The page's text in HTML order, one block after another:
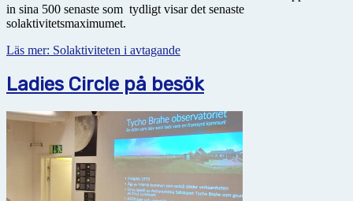
in sina 500 senaste som tydligt visar det senaste
solaktivitetsmaximumet.
Läs mer: Solaktiviteten i avtagande
Ladies Circle på besök